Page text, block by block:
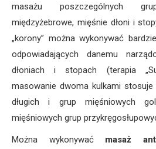
masażu poszczególnych
międzyżebrowe, mięśnie dłoni i
„korony” można wykonywać
odpowiadających danemu
dłoniach i stopach (terapia
masowanie dwoma kulkami
długich i grup mięśniowych
mięśniowych grup
Można wykonywać masaż